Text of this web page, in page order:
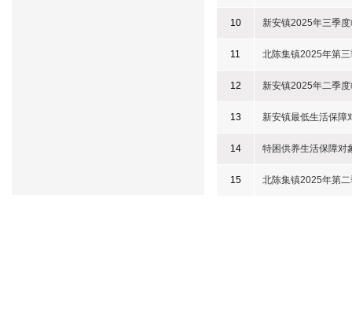
10 新安镇2025年三季
11 北陈集镇2025年第
12 新安镇2025年二季
13 新安镇最低生活保障
14 特困供养生活保障对
15 北陈集镇2025年第